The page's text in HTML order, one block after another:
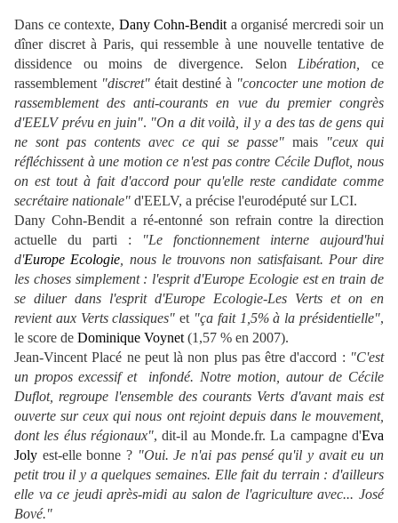
Dans ce contexte, Dany Cohn-Bendit a organisé mercredi soir un
dîner discret à Paris, qui ressemble à une nouvelle tentative de
dissidence ou moins de divergence. Selon Libération,
ce
rassemblement "discret" était destiné à "concocter une motion de
rassemblement des anti-courants en vue du premier congrès
d'EELV prévu en juin". "On a dit voilà, il y a des tas de gens qui
ne sont pas contents avec ce qui se passe" mais
"ceux qui
réfléchissent à une motion ce n'est pas contre Cécile Duflot, nous
on est tout à fait d'accord pour qu'elle reste candidate comme
secrétaire nationale" d'EELV, a précise l'eurodéputé sur LCI.
Dany Cohn-Bendit a ré-entonné son refrain contre la direction
actuelle du parti :
"Le fonctionnement interne aujourd'hui
d'Europe Ecologie , nous le trouvons non satisfaisant. Pour dire
les choses simplement : l'esprit d'Europe Ecologie est en train de
se diluer dans l'esprit d'Europe Ecologie-Les Verts et on en
revient aux Verts classiques" et "ça fait 1,5% à la présidentielle",
le score de Dominique Voynet (1,57 % en 2007).
Jean-Vincent Placé ne peut là non plus pas être d'accord : "C'est
un propos excessif et infondé. Notre motion, autour de Cécile
Duflot, regroupe l'ensemble des courants Verts d'avant mais est
ouverte sur ceux qui nous ont rejoint depuis dans le mouvement,
dont les élus régionaux", dit-il au Monde.fr. La campagne d'Eva
Joly est-elle bonne ? "Oui. Je n'ai pas pensé qu'il y avait eu un
petit trou il y a quelques semaines. Elle fait du terrain : d'ailleurs
elle va ce jeudi après-midi au salon de l'agriculture avec... José
Bové."